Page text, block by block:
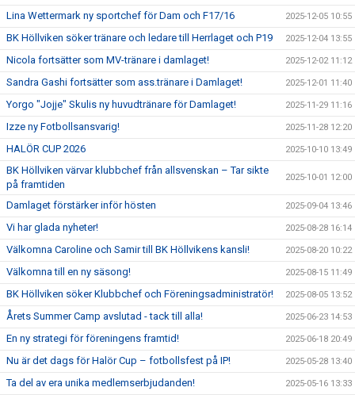
Lina Wettermark ny sportchef för Dam och F17/16 2025-12-05 10:55
BK Höllviken söker tränare och ledare till Herrlaget och P19 2025-12-04 13:55
Nicola fortsätter som MV-tränare i damlaget! 2025-12-02 11:12
Sandra Gashi fortsätter som ass.tränare i Damlaget! 2025-12-01 11:40
Yorgo "Jojje" Skulis ny huvudtränare för Damlaget! 2025-11-29 11:16
Izze ny Fotbollsansvarig! 2025-11-28 12:20
HALÖR CUP 2026 2025-10-10 13:49
BK Höllviken värvar klubbchef från allsvenskan – Tar sikte
på framtiden
2025-10-01 12:00
Damlaget förstärker inför hösten 2025-09-04 13:46
Vi har glada nyheter! 2025-08-28 16:14
Välkomna Caroline och Samir till BK Höllvikens kansli! 2025-08-20 10:22
Välkomna till en ny säsong! 2025-08-15 11:49
BK Höllviken söker Klubbchef och Föreningsadministratör! 2025-08-05 13:52
Årets Summer Camp avslutad - tack till alla! 2025-06-23 14:53
En ny strategi för föreningens framtid! 2025-06-18 20:49
Nu är det dags för Halör Cup – fotbollsfest på IP! 2025-05-28 13:40
Ta del av era unika medlemserbjudanden! 2025-05-16 13:33